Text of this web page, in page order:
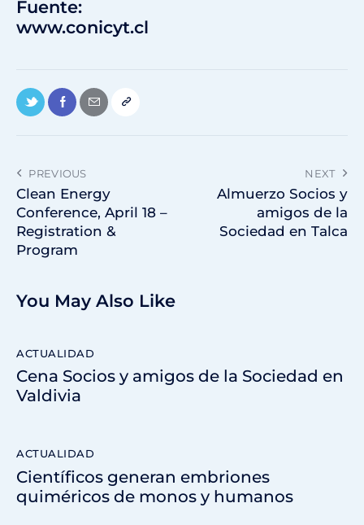
Fuente:
www.conicyt.cl
PREVIOUS
Clean Energy
Conference, April 18 –
Registration &
Program
NEXT
Almuerzo Socios y
amigos de la
Sociedad en Talca
You May Also Like
ACTUALIDAD
Cena Socios y amigos de la Sociedad en
Valdivia
ACTUALIDAD
Científicos generan embriones
quiméricos de monos y humanos